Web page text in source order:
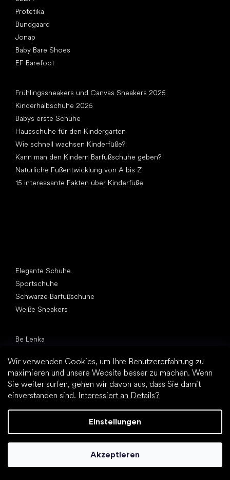
Wir verwenden Cookies, um Ihre Benutzererfahrung zu
maximieren und unsere Website besser zu machen. Wenn
Sie weiter surfen, gehen wir davon aus, dass Sie damit
einverstanden sind. Interessiert an Details?
Einstellungen
Akzeptieren
Protetika
Bundgaard
Jonap
Baby Bare Shoes
EF Barefoot
Frühlingssneakers und Canvas Sneakers 2025
Kinderhalbschuhe 2025
Babys erste Schuhe
Hausschuhe für den Kindergarten
Wie schnell wachsen Kinderfüße?
Kann man den Kindern Barfußschuhe geben?
Natürliche Fußentwicklung von A bis Z
15 interessante Fakten über Kinderfüße
Elegante Schuhe
Sportschuhe
Schwarze Barfußschuhe
Weiße Sneakers
Be Lenka
Vivobarefoot
Camper
Groundies
Hallux valgus (Ballenzeh)